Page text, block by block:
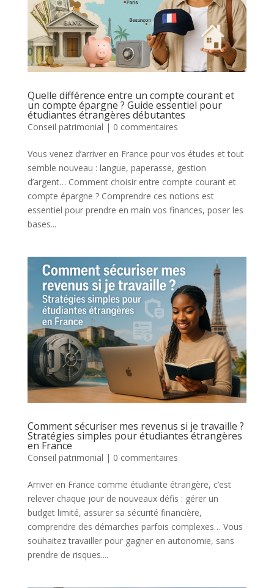
Quelle différence entre un compte courant et
un compte épargne ? Guide essentiel pour
étudiantes étrangères débutantes
Conseil patrimonial | 0 commentaires
Vous venez d’arriver en France pour vos études et tout
semble nouveau : langue, paperasse, gestion
d’argent… Comment choisir entre compte courant et
compte épargne ? Comprendre ces notions est
essentiel pour prendre en main vos finances, poser les
bases...
Comment sécuriser mes revenus si je travaille ?
Stratégies simples pour étudiantes étrangères
en France
Conseil patrimonial | 0 commentaires
Arriver en France comme étudiante étrangère, c’est
relever chaque jour de nouveaux défis : gérer un
budget limité, assurer sa sécurité financière,
comprendre des démarches parfois complexes… Vous
souhaitez travailler pour gagner en autonomie, sans
prendre de risques....